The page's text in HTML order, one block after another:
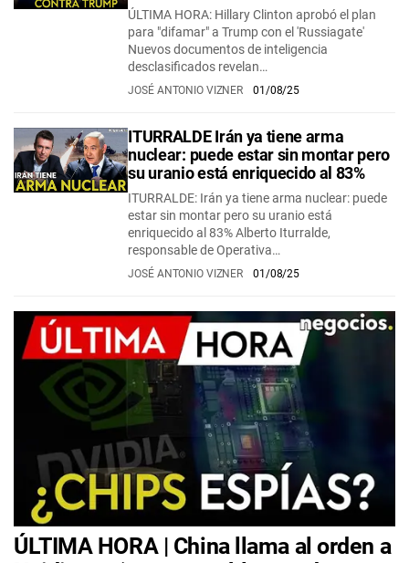
ÚLTIMA HORA: Hillary Clinton aprobó el plan
para "difamar" a Trump con el 'Russiagate'
Nuevos documentos de inteligencia
desclasificados revelan…
JOSÉ ANTONIO VIZNER 01/08/25
ITURRALDE Irán ya tiene arma
nuclear: puede estar sin montar pero
su uranio está enriquecido al 83%
ITURRALDE: Irán ya tiene arma nuclear: puede
estar sin montar pero su uranio está
enriquecido al 83% Alberto Iturralde,
responsable de Operativa…
JOSÉ ANTONIO VIZNER 01/08/25
ÚLTIMA HORA | China llama al orden a